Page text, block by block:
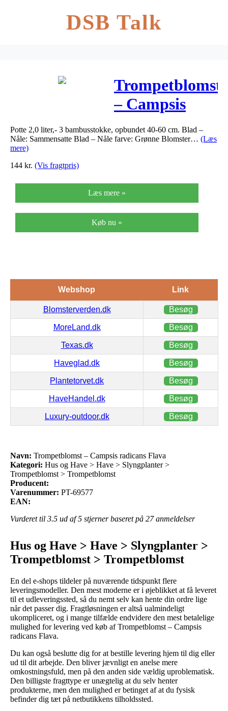
DSB Talk
Trompetblomst
– Campsis
radicans Flava
Potte 2,0 liter,- 3 bambusstokke, opbundet 40-60 cm. Blad –
Nåle: Sammensatte Blad – Nåle farve: Grønne Blomster… (Læs
mere)
144 kr. (Vis fragtpris)
Læs mere »
Køb nu »
Webshop Link
Blomsterverden.dk Besøg
MoreLand.dk Besøg
Texas.dk Besøg
Haveglad.dk Besøg
Plantetorvet.dk Besøg
HaveHandel.dk Besøg
Luxury-outdoor.dk Besøg
Navn: Trompetblomst – Campsis radicans Flava
Kategori: Hus og Have > Have > Slyngplanter >
Trompetblomst > Trompetblomst
Producent:
Varenummer: PT-69577
EAN:
Vurderet til 3.5 ud af 5 stjerner baseret på 27anmeldelser
Hus og Have > Have > Slyngplanter >
Trompetblomst > Trompetblomst
En del e-shops tildeler på nuværende tidspunkt flere
leveringsmodeller. Den mest moderne er i øjeblikket at få leveret
til et udleveringssted, så du nemt selv kan hente din ordre lige
når det passer dig. Fragtløsningen er altså ualmindeligt
ukompliceret, og i mange tilfælde endvidere den mest betalelige
mulighed for levering ved køb af Trompetblomst – Campsis
radicans Flava.
Du kan også beslutte dig for at bestille levering hjem til dig eller
ud til dit arbejde. Den bliver jævnligt en anelse mere
omkostningsfuld, men på den anden side vældig uproblematisk.
Den billigste fragttype er unægtelig at du selv henter
produkterne, men den mulighed er betinget af at du fysisk
befinder dig tæt på netbutikkens tilholdssted.